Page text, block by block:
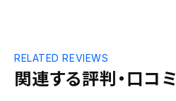
関連する評判・口コミ
RELATED REVIEWS